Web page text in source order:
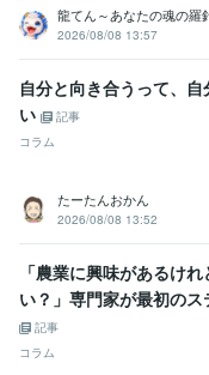
龍てん～あなたの魂の羅
2026/08/08 13:57
自分と向き合うって、
い
記事
コラム
たーたんおかん
2026/08/08 13:52
「農業に興味があるけ
い？」専門家が最初のス
記事
コラム